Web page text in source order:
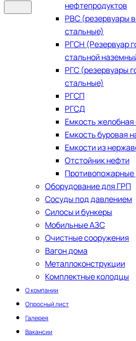
нефтепродуктов
РВС (резервуары
стальные)
РГСН (Резервуар
стальной
РГС (резервуары
стальные)
РГСП
РГСД
Емкость
Емкость буровая
Емкости из
​Отстойник нефти
Противопожарные
Оборудование для ГРП
Сосуды под давлением
Силосы и бункеры
Мобильные АЗС
Очистные сооружения
Вагон дома
Металлоконструкции
Комплектные колодцы
О компании
Опросный лист
Галерея
Вакансии